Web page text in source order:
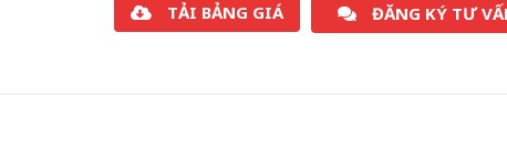
TẢI BẢNG GIÁ ĐĂNG KÝ TƯ